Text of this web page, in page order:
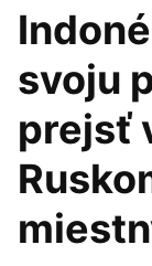
svoju
prejsť